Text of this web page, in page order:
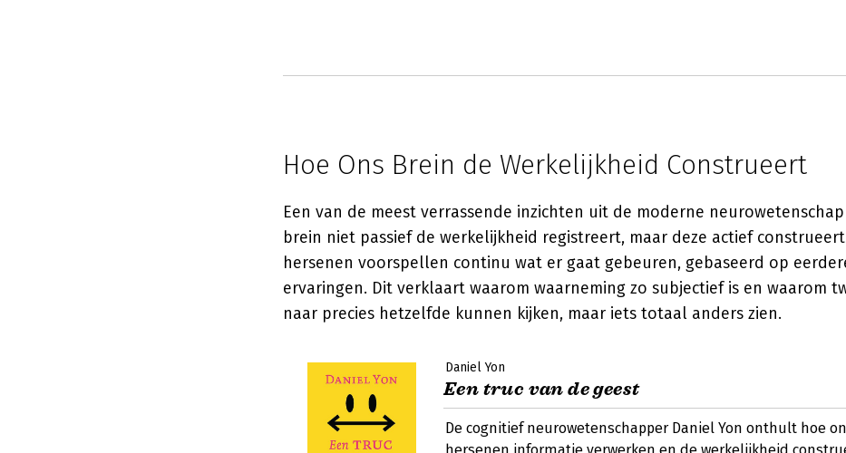
Hoe Ons Brein de Werkelijkheid Construeert
Een van de meest verrassende inzichten uit de moderne
brein niet passief de werkelijkheid registreert, maar deze actief
hersenen voorspellen continu wat er gaat gebeuren, gebaseerd op
ervaringen. Dit verklaart waarom waarneming zo subjectief is en waarom
naar precies hetzelfde kunnen kijken, maar iets totaal anders zien.
Daniel Yon
Een truc van de geest
De cognitief neurowetenschapper Daniel Yon onthult hoe